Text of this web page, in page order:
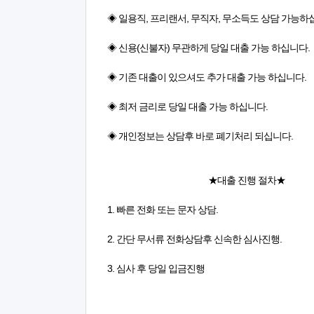
◈ 일용직, 프리랜서, 무직자, 무소득도 상담 가능하
◈ 신용(신불자) 무관하게 당일 대출 가능 하십니다.
◈ 기존 대출이 있으셔도 추가 대출 가능 하십니다.
◈ 최저 금리로 당일 대출 가능 하십니다.
◈ 개인정보는 상담후 바로 폐기처리 되십니다.
★대출 진행 절차★
1. 빠른 전화 또는 문자 상담.
2. 간단 무서류 전화상담후 신속한 심사진행.
3. 심사 후 당일 입금진행